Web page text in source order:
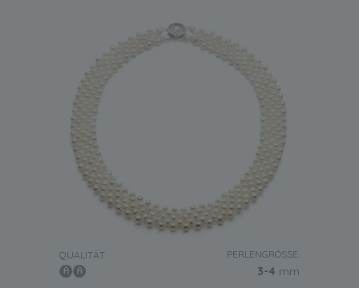
QUALITÄT: PERLENGRÖSSE:
3-4 mm